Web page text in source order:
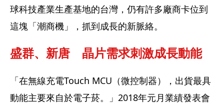
球科技產業生產基地的台灣，仍有許多廠商卡位到
這塊「潮商機」，抓到成長的新脈絡。
盛群、新唐　晶片需求刺激成長動能
「在無線充電Touch MCU（微控制器），出貨最具
動能主要來自於電子菸。」2018年元月業績發表會